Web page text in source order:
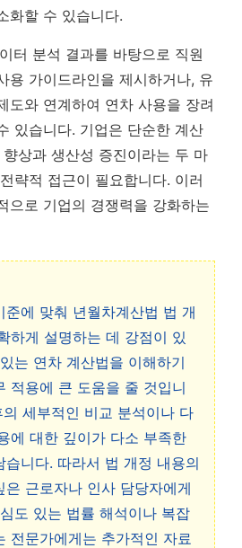
화할 수 있습니다.
터 분석 결과를 바탕으로 직원
용 가이드라인을 제시하거나, 유
도와 연계하여 연차 사용을 장려
있습니다. 기업은 단순한 계산
상과 생산성 증진이라는 두 마
략적 접근이 필요합니다. 이러
으로 기업의 경쟁력을 강화하는
준에 맞춰 년월차계산법 법 개
하게 설명하는 데 강점이 있
는 연차 계산법을 이해하기
적용에 큰 도움을 줄 것입니
세부적인 비교 분석이나 다
에 대한 깊이가 다소 부족한
습니다. 따라서 법 개정 내용의
은 근로자나 인사 담당자에게
도 있는 법률 해석이나 복잡
전문가에게는 추가적인 자료